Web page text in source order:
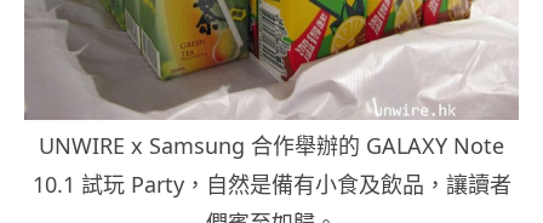
UNWIRE x Samsung 合作舉辦的 GALAXY Note
10.1 試玩 Party，自然是備有小食及飲品，讓讀者